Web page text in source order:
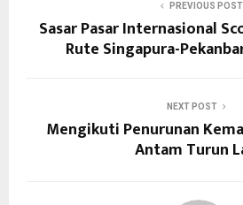
PREVIOUS POST
Sasar Pasar Internasional
Rute Singapura-
NEXT POST
Mengikuti Penurunan
Antam Turun